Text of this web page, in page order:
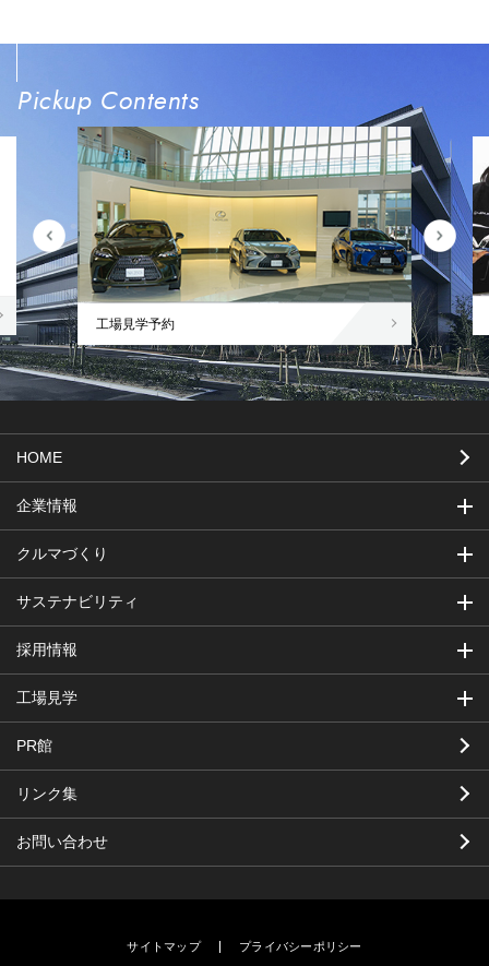
Pickup Contents
工場見学予約
HOME
企業情報
クルマづくり
サステナビリティ
採用情報
工場見学
PR館
リンク集
お問い合わせ
サイトマップ プライバシーポリシー